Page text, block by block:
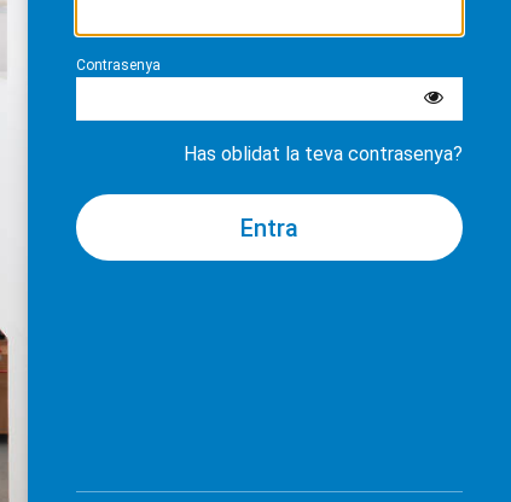
Contrasenya
Has oblidat la teva contrasenya?